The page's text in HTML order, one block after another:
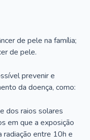
de pele na família;
de pele.
prevenir e
da doença, como:
dos raios solares
em que a exposição
radiação entre 10h e